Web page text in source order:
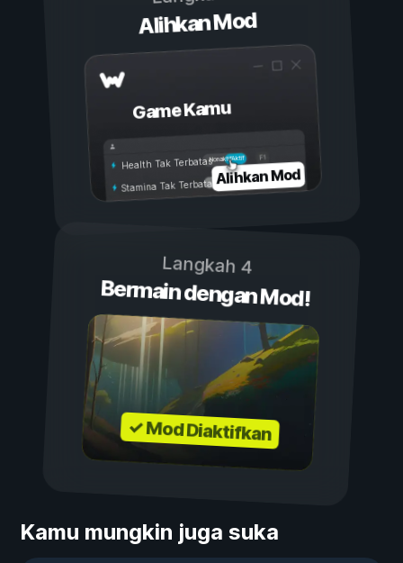
Alihkan Mod
Game Kamu
Aktif
Nonaktif
Health Tak Terbatas
Stamina Tak TerbatasAlihkan Mod
Langkah 4
Bermain dengan Mod!
✓ Mod Diaktifkan
Kamu mungkin juga suka